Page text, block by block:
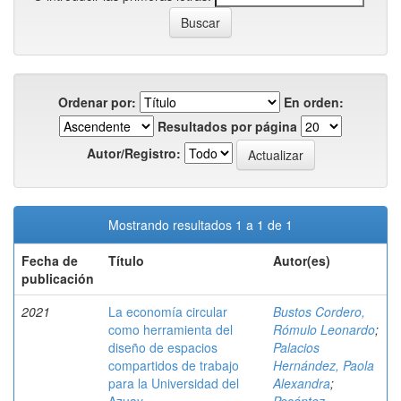
Ordenar por:
En orden:
Resultados por página
Autor/Registro:
Mostrando resultados 1 a 1 de 1
Fecha de
publicación
Título Autor(es)
2021
La economía circular
como herramienta del
diseño de espacios
compartidos de trabajo
para la Universidad del
Bustos Cordero,
Rómulo Leonardo;
Palacios
Hernández, Paola
Alexandra;